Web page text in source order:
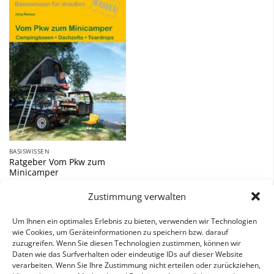
Zustimmung verwalten
Um Ihnen ein optimales Erlebnis zu bieten, verwenden wir Technologien
wie Cookies, um Geräteinformationen zu speichern bzw. darauf
zuzugreifen. Wenn Sie diesen Technologien zustimmen, können wir
Daten wie das Surfverhalten oder eindeutige IDs auf dieser Website
verarbeiten. Wenn Sie Ihre Zustimmung nicht erteilen oder zurückziehen,
Zu
Wunschliste
hinzufügen
BASISWISSEN
Ratgeber Vom Pkw zum
Minicamper